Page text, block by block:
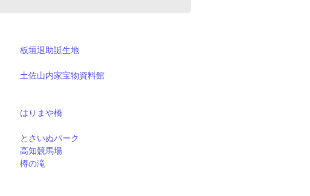
板垣退助誕生地
土佐山内家宝物資料館
はりまや橋
とさいぬパーク
高知競馬場
樽の滝